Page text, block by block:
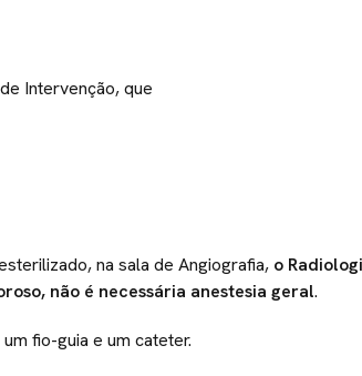
Intervenção, que
na sala de Angiografia, o
não é necessária anestesia geral.
fio-guia e um cateter.